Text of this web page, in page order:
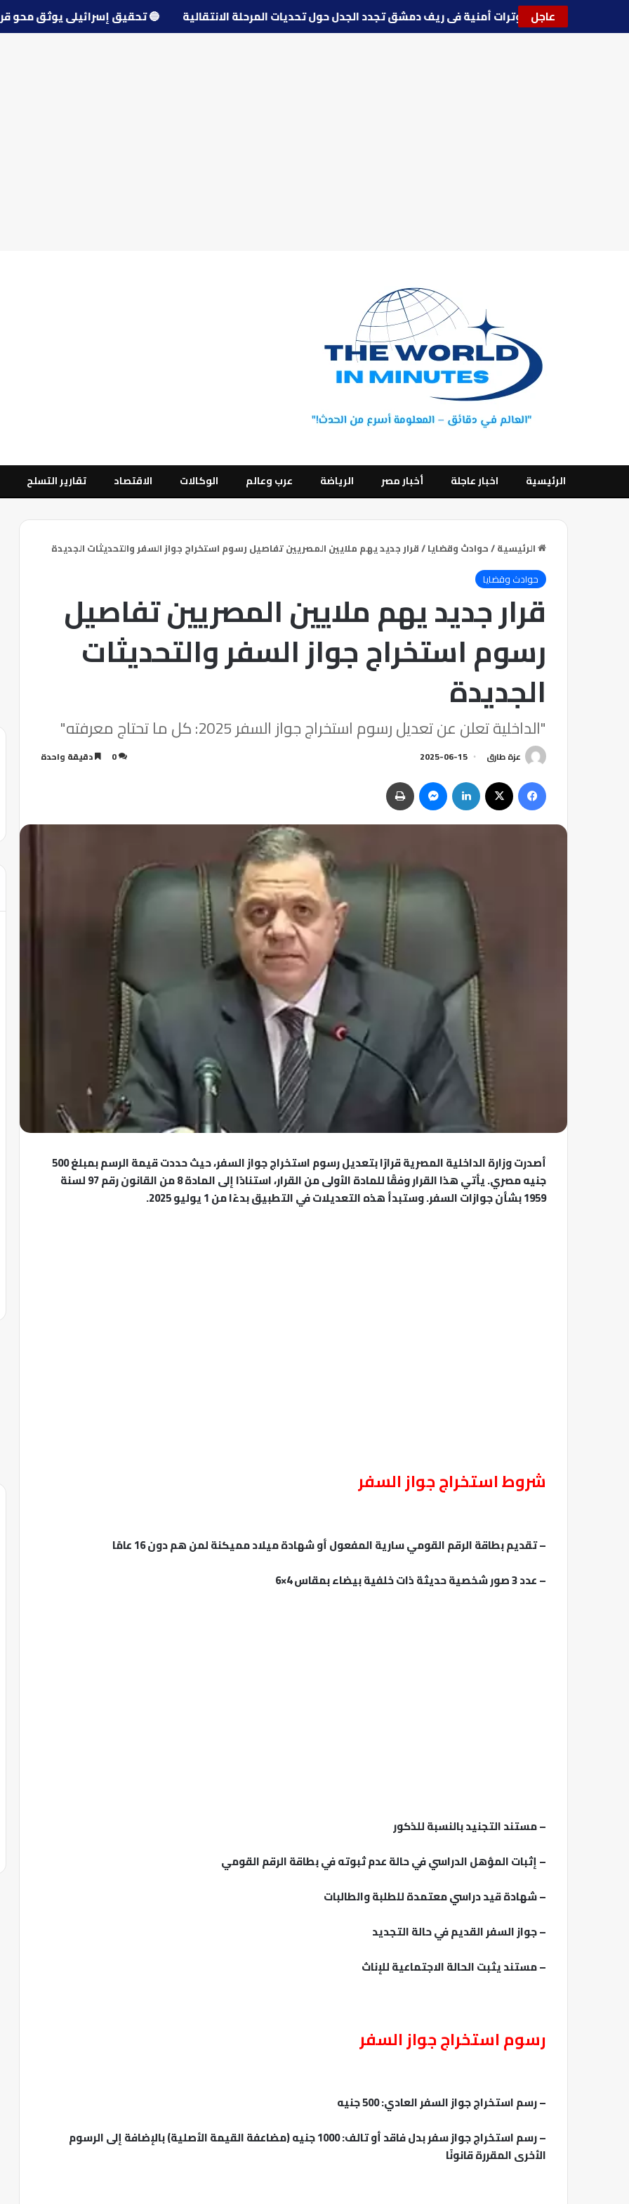
عاجل 🔵توترات أمنية في ريف دمشق تجدد الجدل حول تحديات المرحلة الانتقالية 🔵تحقيق إسرائيلي يوثق
الرئيسية اخبار عاجلة أخبار مصر الرياضة عرب وعالم الوكالات الاقتصاد تقارير التسلح
الرئيسية/حوادث وقضايا/قرار جديد يهم ملايين المصريين تفاصيل رسوم استخراج جواز السفر والتحديثات الجديدة
حوادث وقضايا
قرار جديد يهم ملايين المصريين تفاصيل
رسوم استخراج جواز السفر والتحديثات
الجديدة
"الداخلية تعلن عن تعديل رسوم استخراج جواز السفر 2025: كل ما تحتاج معرفته"
عزة طارق 2025-06-15
0 دقيقة واحدة
أصدرت وزارة الداخلية المصرية قرارًا بتعديل رسوم استخراج جواز السفر، حيث حددت قيمة الرسم بمبلغ 500
جنيه مصري. يأتي هذا القرار وفقًا للمادة الأولى من القرار، استنادًا إلى المادة 8 من القانون رقم 97 لسنة
1959 بشأن جوازات السفر. وستبدأ هذه التعديلات في التطبيق بدءًا من 1 يوليو 2025.
شروط استخراج جواز السفر
– تقديم بطاقة الرقم القومي سارية المفعول أو شهادة ميلاد مميكنة لمن هم دون 16 عامًا
– عدد 3 صور شخصية حديثة ذات خلفية بيضاء بمقاس 4×6
– مستند التجنيد بالنسبة للذكور
– إثبات المؤهل الدراسي في حالة عدم ثبوته في بطاقة الرقم القومي
– شهادة قيد دراسي معتمدة للطلبة والطالبات
– جواز السفر القديم في حالة التجديد
– مستند يثبت الحالة الاجتماعية للإناث
رسوم استخراج جواز السفر
– رسم استخراج جواز السفر العادي: 500 جنيه
– رسم استخراج جواز سفر بدل فاقد أو تالف: 1000 جنيه (مضاعفة القيمة الأصلية) بالإضافة إلى الرسوم
الأخرى المقررة قانونًا